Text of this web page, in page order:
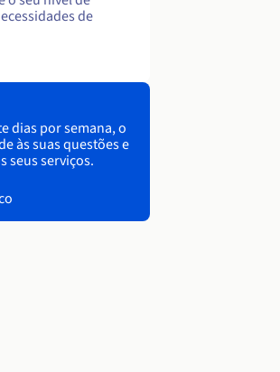
de
dias por semana, o
às suas questões e
seus serviços.